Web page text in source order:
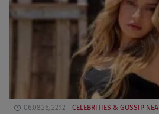
06.08.26, 22:12 CELEBRITIES & GOSSIP ΝΕΑ